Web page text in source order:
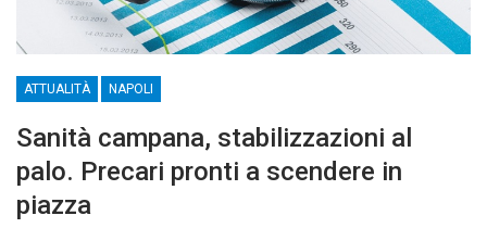
ATTUALITÀ NAPOLI
Sanità campana, stabilizzazioni al
palo. Precari pronti a scendere in
piazza